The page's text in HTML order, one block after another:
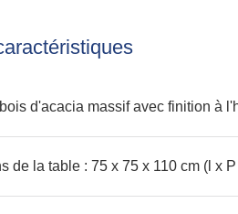
d'acacia massif avec finition à
de la table : 75 x 75 x 110 cm (l x